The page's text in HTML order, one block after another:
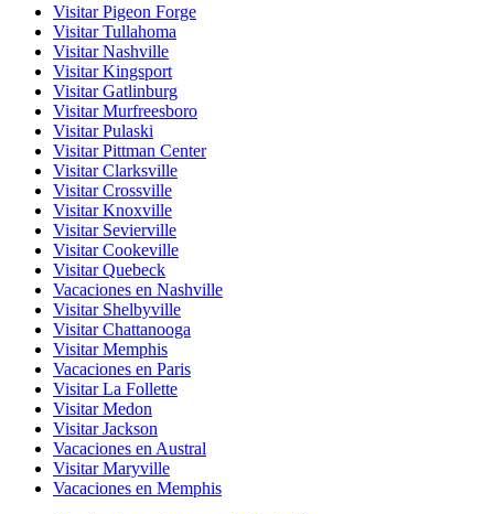
Visitar Pigeon Forge
Visitar Tullahoma
Visitar Nashville
Visitar Kingsport
Visitar Gatlinburg
Visitar Murfreesboro
Visitar Pulaski
Visitar Pittman Center
Visitar Clarksville
Visitar Crossville
Visitar Knoxville
Visitar Sevierville
Visitar Cookeville
Visitar Quebeck
Vacaciones en Nashville
Visitar Shelbyville
Visitar Chattanooga
Visitar Memphis
Vacaciones en Paris
Visitar La Follette
Visitar Medon
Visitar Jackson
Vacaciones en Austral
Visitar Maryville
Vacaciones en Memphis